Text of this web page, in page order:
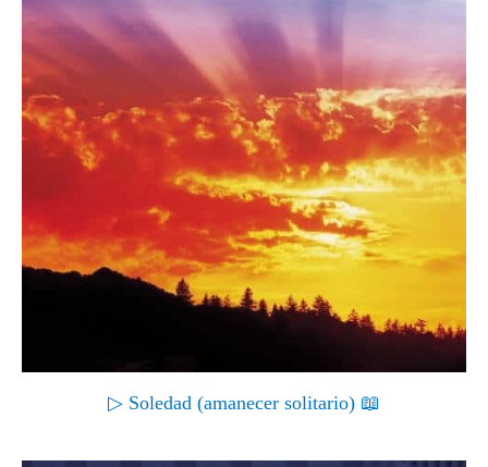
▷ Soledad (amanecer solitario) 📖